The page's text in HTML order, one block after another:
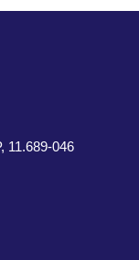
11.689-046